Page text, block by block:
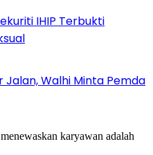
IHIP Terbukti
Jalan, Walhi Minta Pemda
karyawan adalah